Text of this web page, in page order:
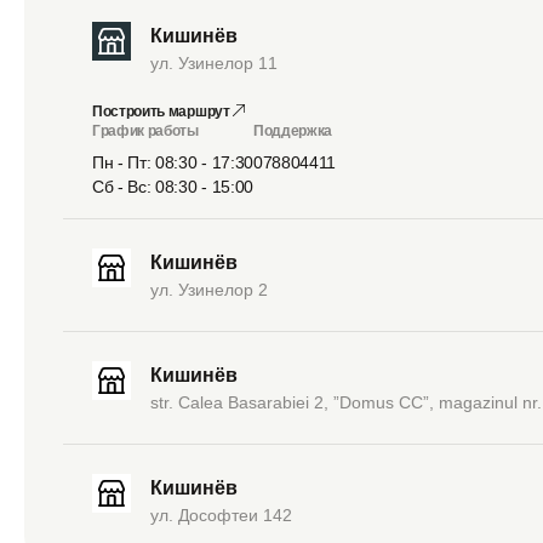
Кишинёв
ул. Узинелор 11
Построить маршрут
График работы
Пн - Пт: 08:30 - 17:30
Сб - Вс: 08:30 - 15:00
Поддержка
078804411
Кишинёв
ул. Узинелор 2
Кишинёв
str. Calea Basarabiei 2, ”Domus CC”, magazinul
Кишинёв
ул. Дософтеи 142